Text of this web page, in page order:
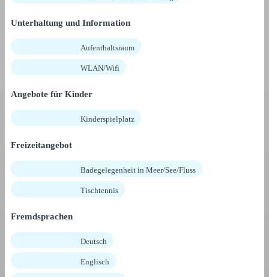
Unterhaltung und Information
Aufenthaltsraum
WLAN/Wifi
Angebote für Kinder
Kinderspielplatz
Freizeitangebot
Badegelegenheit in Meer/See/Fluss
Tischtennis
Fremdsprachen
Deutsch
Englisch